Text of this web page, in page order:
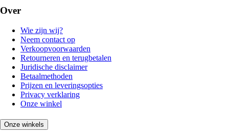
Over
Wie zijn wij?
Neem contact op
Verkoopvoorwaarden
Retourneren en terugbetalen
Juridische disclaimer
Betaalmethoden
Prijzen en leveringsopties
Privacy verklaring
Onze winkel
Onze winkels